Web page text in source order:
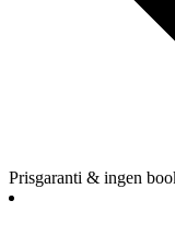
Prisgaranti & ingen